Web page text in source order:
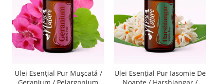
Ulei Esențial Pur Muşcată /
Ulei Esențial Pur Iasomie De